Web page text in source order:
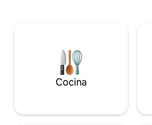
3 millas del lago Míchigan y del
la ciudad. Si estamos en casa, ¡un
la vida en el secreto mejor
Cocina